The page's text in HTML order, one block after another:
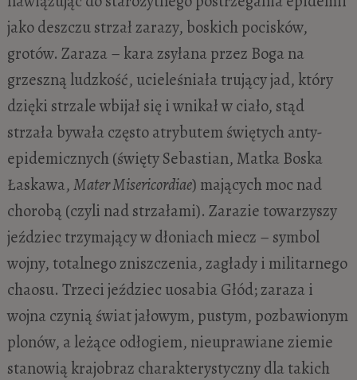
jako deszczu strzał zarazy, boskich pocisków,
grotów. Zaraza – kara zsyłana przez Boga na
grzeszną ludzkość, ucieleśniała trujący jad, który
dzięki strzale wbijał się i wnikał w ciało, stąd
strzała bywała często atrybutem świętych anty-
epidemicznych (święty Sebastian, Matka Boska
Łaskawa,Mater Misericordiae) mających moc nad
chorobą (czyli nad strzałami). Zarazie towarzyszy
jeździec trzymający w dłoniach miecz – symbol
wojny, totalnego zniszczenia, zagłady i militarnego
chaosu. Trzeci jeździec uosabia Głód; zaraza i
wojna czynią świat jałowym, pustym, pozbawionym
plonów, a leżące odłogiem, nieuprawiane ziemie
stanowią krajobraz charakterystyczny dla takich